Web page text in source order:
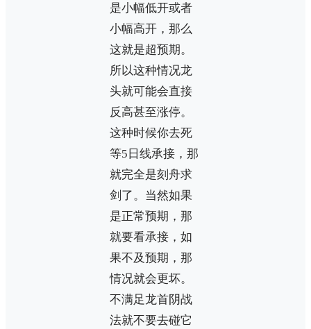
是小幅低开或者
小幅高开，那么
这就是超预期。
所以这种情况龙
头就可能会直接
反高甚至涨停。
这种时候你去死
等5日线承接，那
就完全是刻舟求
剑了。当然如果
是正常预期，那
就要看承接，如
果不及预期，那
情况就会更坏。
不满足龙首阴战
法就不要去碰它